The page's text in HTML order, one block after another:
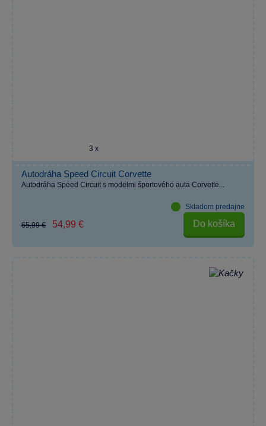
3 x
Autodráha Speed Circuit Corvette
Autodráha Speed Circuit s modelmi športového auta Corvette...
Skladom predajne
65,99 € 54,99 € Do košíka